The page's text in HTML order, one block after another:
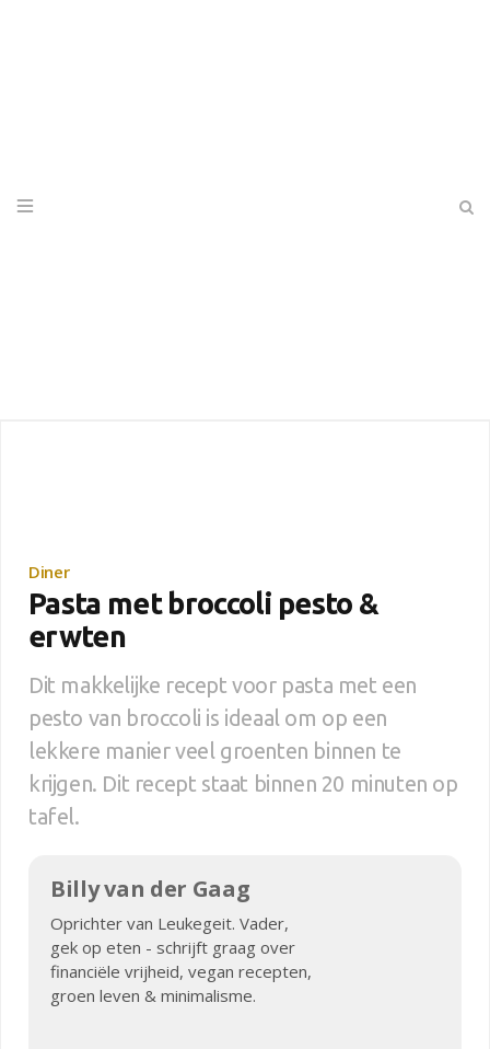
Diner
Pasta met broccoli pesto &
erwten
Dit makkelijke recept voor pasta met een
pesto van broccoli is ideaal om op een
lekkere manier veel groenten binnen te
krijgen. Dit recept staat binnen 20 minuten op
tafel.
Billy van der Gaag
Oprichter van Leukegeit. Vader,
gek op eten - schrijft graag over
financiële vrijheid, vegan recepten,
groen leven & minimalisme.